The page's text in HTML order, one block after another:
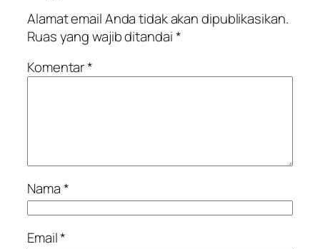
Alamat email Anda tidak akan dipublikasikan.
Ruas yang wajib ditandai*
Komentar*
Nama*
Email*